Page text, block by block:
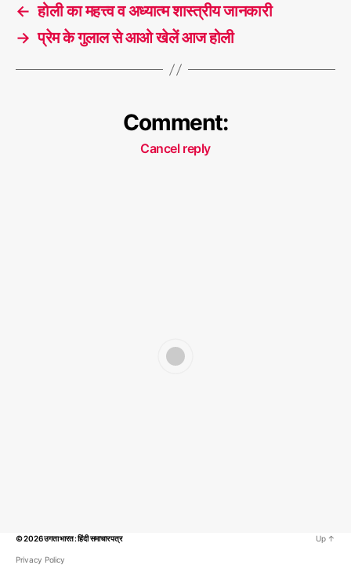
g
← होली का महत्त्व व अध्यात्म शास्त्रीय जानकारी
→ प्रेम के गुलाल से आओ खेलें आज होली
Comment:
Cancel reply
© 2026उगता भारत : हिंदी समाचार पत्र
Privacy Policy
Up ↑